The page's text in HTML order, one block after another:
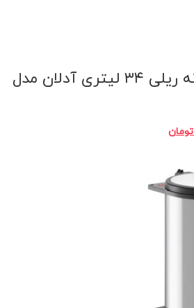
ﺳﻄﻞ زﺑﺎﻟﻪ دو ﻣﺨﺰﻧﻪ رﯾﻠﯽ ۳۴ لیتری آدلان مدل
تومان